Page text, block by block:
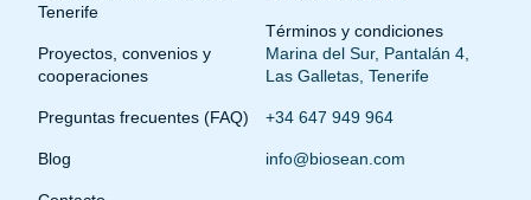
Tenerife
Proyectos, convenios y
cooperaciones
Preguntas frecuentes (FAQ)
Blog
Términos y condiciones
Marina del Sur, Pantalán 4,
Las Galletas, Tenerife
+34 647 949 964
info@biosean.com